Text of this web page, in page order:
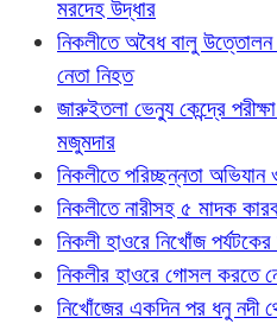
মরদেহ উদ্ধার
নিকলীতে অবৈধ বালু উত্তোলন
নেতা নিহত
জারুইতলা ভেন্যু কেন্দ্রে
মজুমদার
নিকলীতে পরিচ্ছন্নতা
নিকলীতে নারীসহ ৫ মাদক
নিকলী হাওরে নিখোঁজ
নিকলীর হাওরে গোসল করতে
নিখোঁজের একদিন পর ধনু নদী